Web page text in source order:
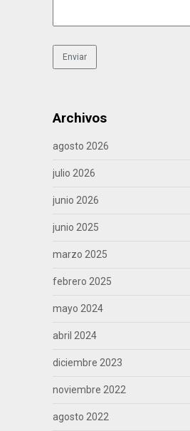
Archivos
agosto 2026
julio 2026
junio 2026
junio 2025
marzo 2025
febrero 2025
mayo 2024
abril 2024
diciembre 2023
noviembre 2022
agosto 2022